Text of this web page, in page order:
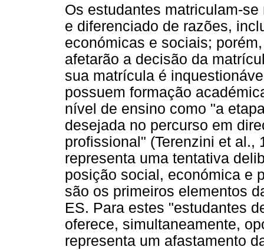
Os estudantes matriculam-
e diferenciado de razões,
económicas e sociais;
afetarão a decisão da
sua matrícula é
possuem formação
nível de ensino como "a
desejada no percurso em
profissional" (Terenzini et al.,
representa uma tentativa
posição social, económica e
são os primeiros elementos
ES. Para estes "estudantes
oferece, simultaneamente,
representa um afastamento